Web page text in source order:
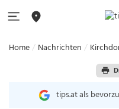
Home Nachrichten
tips.at als